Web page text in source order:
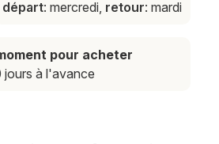
départ: mercredi, retour: mardi
pour acheter
jours à l'avance